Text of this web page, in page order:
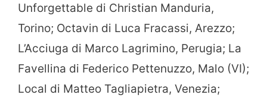
Unforgettable di Christian Manduria,
Torino; Octavin di Luca Fracassi, Arezzo;
L’Acciuga di Marco Lagrimino, Perugia; La
Favellina di Federico Pettenuzzo, Malo (VI);
Local di Matteo Tagliapietra, Venezia;